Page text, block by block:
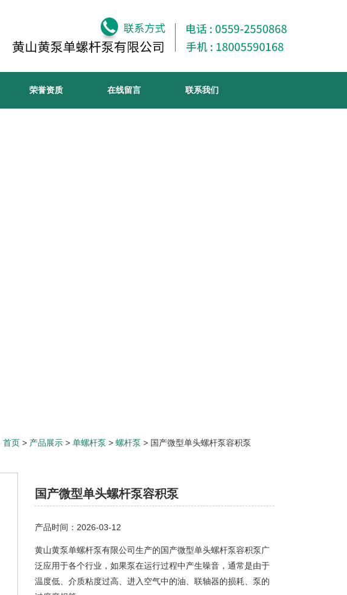
荣誉资质 在线留言 联系我们
首页 > 产品展示 > 单螺杆泵 > 螺杆泵 > 国产微型单头螺杆泵容积泵
国产微型单头螺杆泵容积泵
产品时间：2026-03-12
黄山黄泵单螺杆泵有限公司生产的国产微型单头螺杆泵容积泵广
泛应用于各个行业，如果泵在运行过程中产生噪音，通常是由于
温度低、介质粘度过高、进入空气中的油、联轴器的损耗、泵的